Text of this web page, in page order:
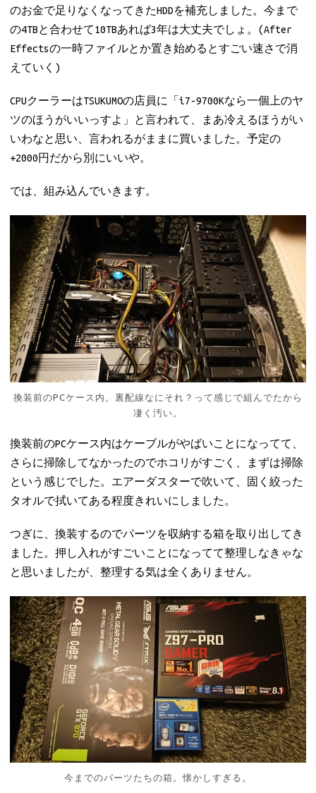
のお金で足りなくなってきたHDDを補充しました。今まで
の4TBと合わせて10TBあれば3年は大丈夫でしょ。(After
Effectsの一時ファイルとか置き始めるとすごい速さで消
えていく)
CPUクーラーはTSUKUMOの店員に「i7-9700Kなら一個上のヤ
ツのほうがいいっすよ」と言われて、まあ冷えるほうがい
いわなと思い、言われるがままに買いました。予定の
+2000円だから別にいいや。
では、組み込んでいきます。
換装前のPCケース内。裏配線なにそれ？って感じで組んでたから
凄く汚い。
換装前のPCケース内はケーブルがやばいことになってて、
さらに掃除してなかったのでホコリがすごく、まずは掃除
という感じでした。エアーダスターで吹いて、固く絞った
タオルで拭いてある程度きれいにしました。
つぎに、換装するのでパーツを収納する箱を取り出してき
ました。押し入れがすごいことになってて整理しなきゃな
と思いましたが、整理する気は全くありません。
今までのパーツたちの箱。懐かしすぎる。